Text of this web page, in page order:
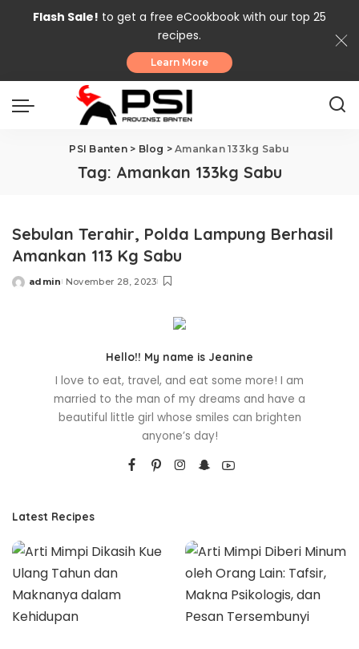
Flash Sale! to get a free eCookbook with our top 25
recipes.
Learn More
PSI Banten> Blog >Amankan 133kg Sabu
Tag: Amankan 133kg Sabu
Sebulan Terahir, Polda Lampung Berhasil
Amankan 113 Kg Sabu
Posted
admin November 28, 2023
Hello!! My name is Jeanine
I love to eat, travel, and eat some more! I am
married to the man of my dreams and have a
beautiful little girl whose smiles can brighten
anyone’s day!
Latest Recipes